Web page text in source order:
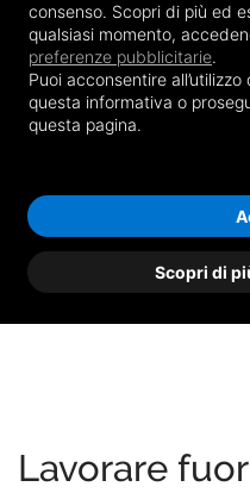
Lavorare
consenso. Scopri di più ed
qualsiasi momento,
preferenze pubblicitarie.
Puoi acconsentire
questa informativa o
questa pagina.
Scopri di